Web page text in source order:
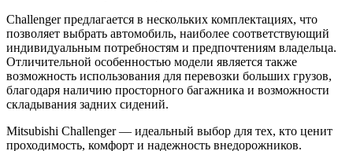
Challenger предлагается в нескольких комплектациях, что
позволяет выбрать автомобиль, наиболее соответствующий
индивидуальным потребностям и предпочтениям владельца.
Отличительной особенностью модели является также
возможность использования для перевозки больших грузов,
благодаря наличию просторного багажника и возможности
складывания задних сидений.
Mitsubishi Challenger — идеальный выбор для тех, кто ценит
проходимость, комфорт и надежность внедорожников.